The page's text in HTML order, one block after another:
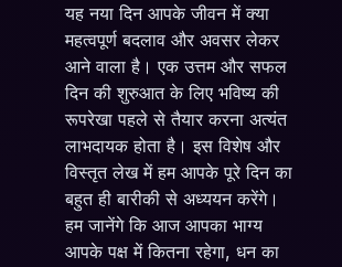
यह नया दिन आपके जीवन में क्या
महत्वपूर्ण बदलाव और अवसर लेकर
आने वाला है। एक उत्तम और सफल
दिन की शुरुआत के लिए भविष्य की
रूपरेखा पहले से तैयार करना अत्यंत
लाभदायक होता है। इस विशेष और
विस्तृत लेख में हम आपके पूरे दिन का
बहुत ही बारीकी से अध्ययन करेंगे।
हम जानेंगे कि आज आपका भाग्य
आपके पक्ष में कितना रहेगा, धन का